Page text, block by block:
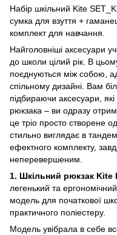
Набір шкільний Kite
сумка для взуття +
комплект для навчання.
Найголовніші аксесуари
до школи цілий рік. В
поєднуються між собою,
спільному дизайні. Вам
підбираючи аксесуари,
рюкзака – ви одразу
це тріо просто створене
стильно виглядає в
ефектного комплекту,
неперевершеним.
1. Шкільний рюкзак Kite
легенький та
модель для початкової
практичного поліестеру.
Модель увібрала в себе